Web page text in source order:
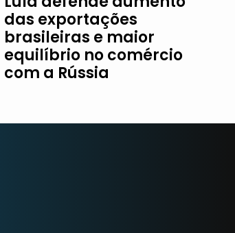
das exportações
brasileiras e maior
equilíbrio no comércio
com a Rússia